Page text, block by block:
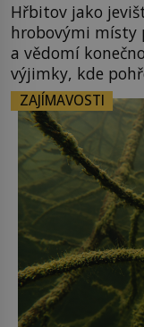
Hřbitov jako
hrobovými místy
a vědomí
výjimky, kde
kapesníky nikoli
pohledu na výši
v
hřbitov, který si
v rumunské
ZAJÍMAVOSTI